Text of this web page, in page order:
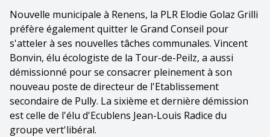
Nouvelle municipale à Renens, la PLR Elodie Golaz Grilli
préfère également quitter le Grand Conseil pour
s'atteler à ses nouvelles tâches communales. Vincent
Bonvin, élu écologiste de la Tour-de-Peilz, a aussi
démissionné pour se consacrer pleinement à son
nouveau poste de directeur de l'Etablissement
secondaire de Pully. La sixième et dernière démission
est celle de l'élu d'Ecublens Jean-Louis Radice du
groupe vert'libéral.